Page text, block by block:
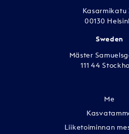
Kasarmikatu
00130
Sweden
Mäster
111 44
Me
Liiketoiminnan